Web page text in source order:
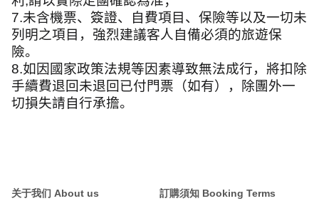
7.未含機票、簽證、自費項目、保險等以及一切未
列明之項目，強烈建議客人自備必須的旅遊保
險。
8.如因國家政策法規等因素導致無法成行，將扣除
手續費退回未退回已付門票（如有），除團外一
切損失請自行承擔。
关于我们 About us 訂購須知 Booking Terms